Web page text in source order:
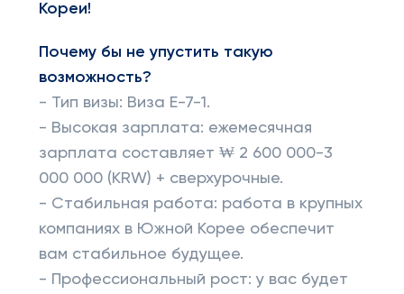
Кореи!
Почему бы не упустить такую
возможность?
- Тип визы: Виза E-7-1.
- Высокая зарплата: ежемесячная
зарплата составляет ₩ 2 600 000-3
000 000 (KRW) + сверхурочные.
- Стабильная работа: работа в крупных
компаниях в Южной Корее обеспечит
вам стабильное будущее.
- Профессиональный рост: у вас будет